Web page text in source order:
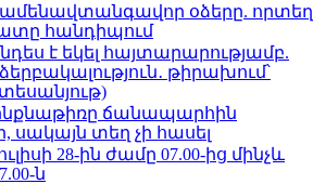
օձերը. որտեղ
հանդիպում
է եկել հայտարարությամբ.
թիրախում՝
ինքնաթիռը ճանապարհին
սակայն տեղ չի հասել
28-ին ժամը 07.00-ից մինչև
ն